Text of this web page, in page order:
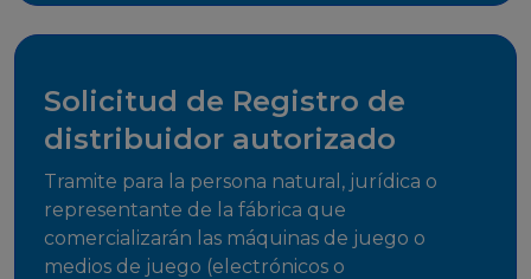
Solicitud de Registro de
distribuidor autorizado
Tramite para la persona natural, jurídica o
representante de la fábrica que
comercializarán las máquinas de juego o
medios de juego (electrónicos o